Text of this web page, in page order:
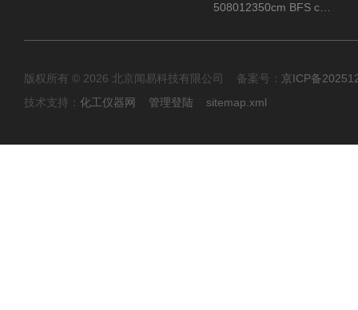
版权所有 © 2026 北京闻易科技有限公司 备案号： 京ICP备
技术支持： 化工仪器网 管理登陆 sitemap.xml